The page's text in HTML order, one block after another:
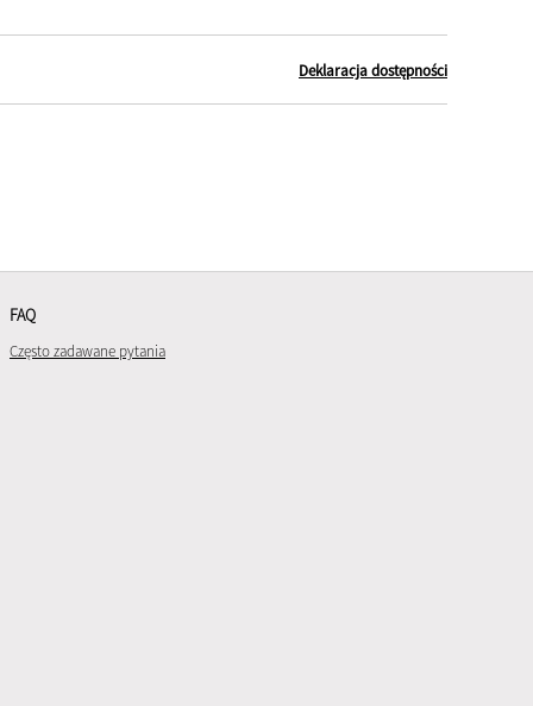
Deklaracja dostępności
FAQ
Często zadawane pytania